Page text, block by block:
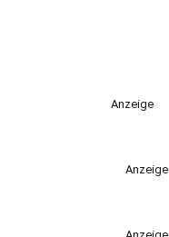
Anzeige
Anzeige